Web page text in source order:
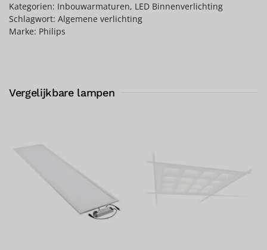
Kategorien: Inbouwarmaturen, LED Binnenverlichting
Schlagwort: Algemene verlichting
Marke: Philips
Vergelijkbare lampen